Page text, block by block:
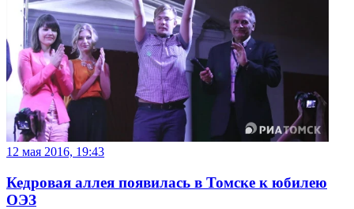
12 мая 2016, 19:43
Кедровая аллея появилась в Томске к юбилею
ОЭЗ